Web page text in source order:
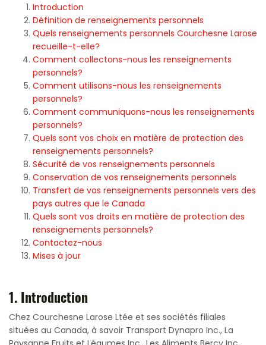
Introduction
Définition de renseignements personnels
Quels renseignements personnels Courchesne Larose
recueille-t-elle?
Comment collectons-nous les renseignements
personnels?
Comment utilisons-nous les renseignements
personnels?
Comment communiquons-nous les renseignements
personnels?
Quels sont vos choix en matière de protection des
renseignements personnels?
Sécurité de vos renseignements personnels
Conservation de vos renseignements personnels
Transfert de vos renseignements personnels vers des
pays autres que le Canada
Quels sont vos droits en matière de protection des
renseignements personnels?
Contactez-nous
Mises à jour
1. Introduction
Chez Courchesne Larose Ltée et ses sociétés filiales
situées au Canada, à savoir Transport Dynapro Inc., La